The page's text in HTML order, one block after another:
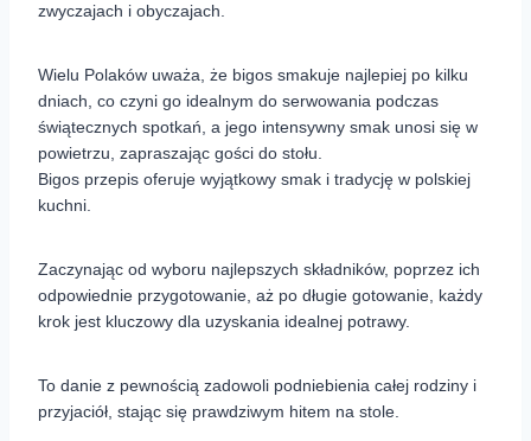
zwyczajach i obyczajach.
Wielu Polaków uważa, że bigos smakuje najlepiej po kilku
dniach, co czyni go idealnym do serwowania podczas
świątecznych spotkań, a jego intensywny smak unosi się w
powietrzu, zapraszając gości do stołu.
Bigos przepis oferuje wyjątkowy smak i tradycję w polskiej
kuchni.
Zaczynając od wyboru najlepszych składników, poprzez ich
odpowiednie przygotowanie, aż po długie gotowanie, każdy
krok jest kluczowy dla uzyskania idealnej potrawy.
To danie z pewnością zadowoli podniebienia całej rodziny i
przyjaciół, stając się prawdziwym hitem na stole.